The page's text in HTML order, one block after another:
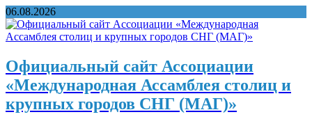
06.08.2026
Официальный сайт Ассоциации
«Международная Ассамблея столиц и
крупных городов СНГ (МАГ)»